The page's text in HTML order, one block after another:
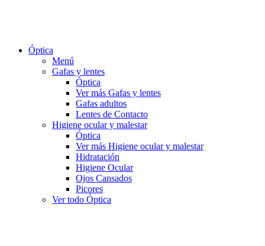
Óptica
Menú
Gafas y lentes
Óptica
Ver más Gafas y lentes
Gafas adultos
Lentes de Contacto
Higiene ocular y malestar
Óptica
Ver más Higiene ocular y malestar
Hidratación
Higiene Ocular
Ojos Cansados
Picores
Ver todo Óptica